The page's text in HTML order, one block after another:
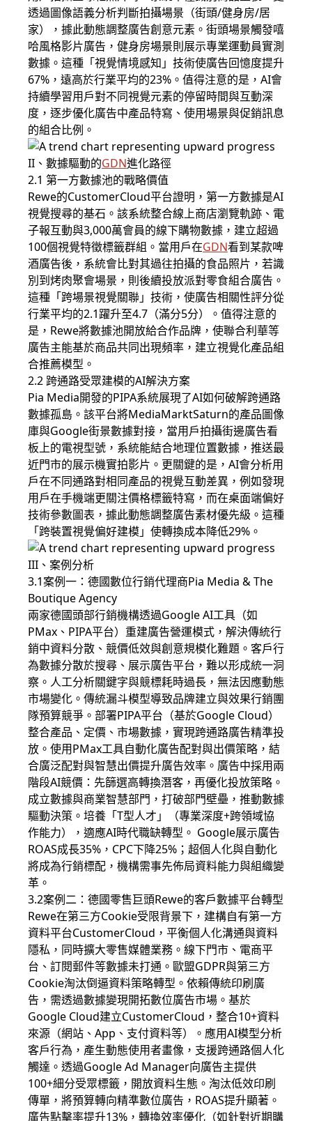
透過圖像語義分析判斷拍攝場景（街頭/健身房/居
家），據此動態調整廣告創意元素。街頭場景觸發嘻
哈風格影片廣告，健身房場景則展示專業運動員實測
數據。這種「視覺情境感知」技術使廣告回憶度提升
67%，遠高於行業平均的23%。值得注意的是，AI會
持續學習用戶對不同視覺元素的停留時間與互動深
度，逐步優化廣告中產品特寫、使用場景與促銷訊息
的組合比例。
II、數據驅動的GDN進化路徑
2.1 第一方數據池的戰略價值
Rewe的CustomerCloud平台證明，第一方數據是AI
視覺搜尋的基石。該系統整合線上商店瀏覽軌跡、電
子報互動與3,000萬會員的線下購物數據，建立超過
100個視覺特徵標籤群組。當用戶在GDN看到某款啤
酒廣告後，系統會比對其過往拍攝的食品照片，若識
別到烤肉聚會場景，則後續投放派對零食組合廣告。
這種「跨場景視覺關聯」技術，使廣告相關性評分從
行業平均的2.1躍升至4.7（滿分5分）。值得注意的
是，Rewe將數據池開放給合作品牌，使聯合利華等
廣告主能基於商品共同出現頻率，建立視覺化產品組
合推薦模型。
2.2 跨通路受眾建模的AI解決方案
Pia Media開發的PIPA系統展現了AI如何破解跨通路
數據孤島。該平台將MediaMarktSaturn的產品圖像
庫與Google街景數據對接，當用戶拍攝街邊廣告看
板上的電視型號，系統能結合地理位置數據，推送最
近門市的展示機實拍影片。更關鍵的是，AI會分析用
戶在不同通路對相同產品的視覺互動差異，例如發現
用戶在手機端更關注價格標籤特寫，而在桌面端偏好
技術參數圖表，據此動態調整廣告素材優先級。這種
「跨裝置視覺偏好建模」使轉換成本降低29%。
III、案例分析
3.1案例一：德國數位行銷代理商Pia Media & The
Boutique Agency
兩家德國頭部行銷機構透過Google AI工具（如
PMax、PIPA平台）重建廣告營運模式，解決傳統行
銷中資料分散、競價低效與創意規模化難題。客戶行
為數據分散於搜尋、展示廣告平台，難以形成統一洞
察。人工分析關鍵字與競標耗時過長，無法因應動態
市場變化。傳統漏斗模型導致品牌建立與效果行銷團
隊預算競爭。部署PIPA平台（基於Google Cloud）
整合產品、定價、市場數據，實現跨通路廣告精準投
放。使用PMax工具自動化廣告配對與出價策略，結
合廣泛配對與智慧出價提升廣告效率。廣告中採用兩
階段AI競價：先篩選高轉換潛客，再優化投放策略。
成立數據與商業智慧部門，打破部門壁壘，推動數據
驅動決策。培養「T型人才」（專業深度+跨領域協
作能力），適應AI時代職缺轉型。 Google展示廣告
ROAS成長35%，CPC下降25%；超個人化與自動化
將成為行銷標配，機構需事先佈局資料能力與組織變
革。
3.2案例二：德國零售巨頭Rewe的客戶數據平台轉型
Rewe在第三方Cookie受限背景下，建構自有第一方
資料平台CustomerCloud，平衡個人化溝通與資料
隱私，同時擴大零售媒體業務。線下門市、電商平
台、訂閱郵件等數據未打通。歐盟GDPR與第三方
Cookie淘汰倒逼資料策略轉型。依賴傳統印刷廣
告，需透過數據變現開拓數位廣告市場。基於
Google Cloud建立CustomerCloud，整合10+資料
來源（網站、App、支付資料等）。應用AI模型分析
客戶行為，產生動態使用者畫像，支援跨通路個人化
觸達。透過Google Ad Manager向廣告主提供
100+細分受眾標籤，開放資料生態。淘汰低效印刷
傳單，將預算轉向精準數位廣告，ROAS提升顯著。
廣告點擊率提升13%，轉換效率優化（如針對近期購